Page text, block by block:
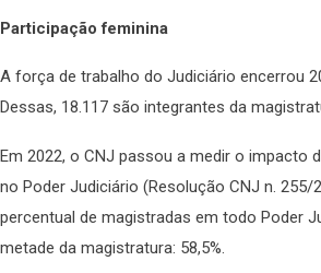
Participação feminina
A força de trabalho do Judiciário encerrou
Dessas, 18.117 são integrantes da
Em 2022, o CNJ passou a medir o impacto
no Poder Judiciário (Resolução CNJ n.
percentual de magistradas em todo Poder
metade da magistratura: 58,5%.